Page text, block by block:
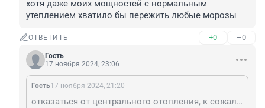
хотя даже моих мощностей с нормальным
утеплением хватило бы пережить любые морозы
ОТВЕТИТЬ +0 –0
Гость
17 ноября 2024, 23:06
Гость17 ноября 2024, 21:20
отказаться от центрального отопления, к сожалению, нереально в этой стране хотя даже моих мощностей с нормальным утеплением хватило бы пережить любые морозы